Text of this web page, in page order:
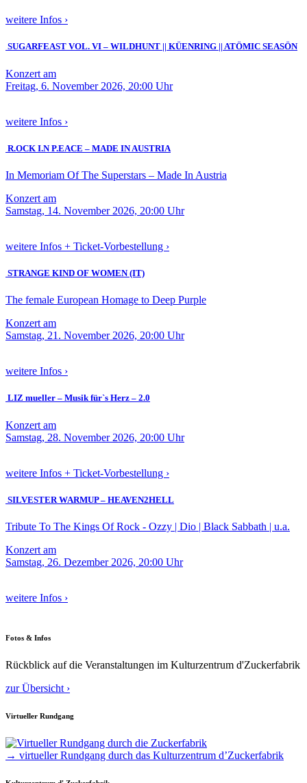
weitere Infos ›
SUGARFEAST VOL. VI – WILDHUNT || KÜENRING || ATÖMIC SEASÖN
Konzert am
Freitag, 6. November 2026, 20:00 Uhr
weitere Infos ›
R.OCK I.N P.EACE – MADE IN AUSTRIA
In Memoriam Of The Superstars – Made In Austria
Konzert am
Samstag, 14. November 2026, 20:00 Uhr
weitere Infos + Ticket-Vorbestellung ›
STRANGE KIND OF WOMEN (IT)
The female European Homage to Deep Purple
Konzert am
Samstag, 21. November 2026, 20:00 Uhr
weitere Infos ›
LIZ mueller – Musik für`s Herz – 2.0
Konzert am
Samstag, 28. November 2026, 20:00 Uhr
weitere Infos + Ticket-Vorbestellung ›
SILVESTER WARMUP – HEAVEN2HELL
Tribute To The Kings Of Rock - Ozzy | Dio | Black Sabbath | u.a.
Konzert am
Samstag, 26. Dezember 2026, 20:00 Uhr
weitere Infos ›
Fotos & Infos
Rückblick auf die Veranstaltungen im Kulturzentrum d'Zuckerfabrik
zur Übersicht ›
Virtueller Rundgang
→ virtueller Rundgang durch das Kulturzentrum d’Zuckerfabrik